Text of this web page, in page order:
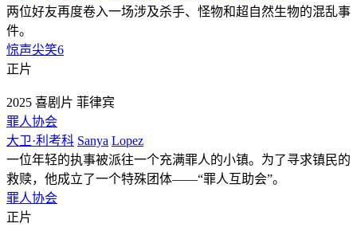
两位好友再度卷入一场涉及杀手、怪物和超自然生物的混乱事
件。
惊声尖笑6
正片
2025 喜剧片 菲律宾
罪人协会
大卫·利考科 Sanya Lopez
一位年轻的执事被派往一个充满罪人的小镇。为了寻求镇民的
救赎，他成立了一个特殊团体——“罪人互助会”。
罪人协会
正片